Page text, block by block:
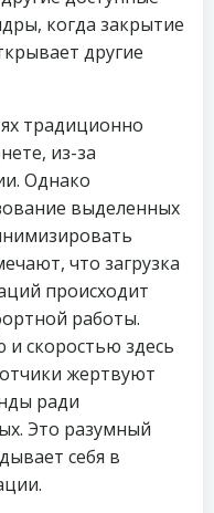
когда закрытие
другие
традиционно
из-за
Однако
выделенных
что загрузка
происходит
работы.
и скоростью здесь
жертвуют
ради
Это разумный
себя в